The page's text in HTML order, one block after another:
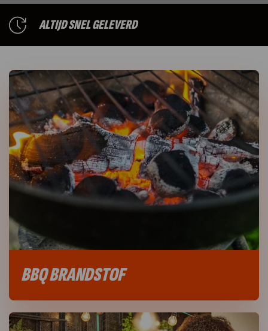
GESELECTEERDE PREMIUM MERKEN
BBQ BRANDSTOF